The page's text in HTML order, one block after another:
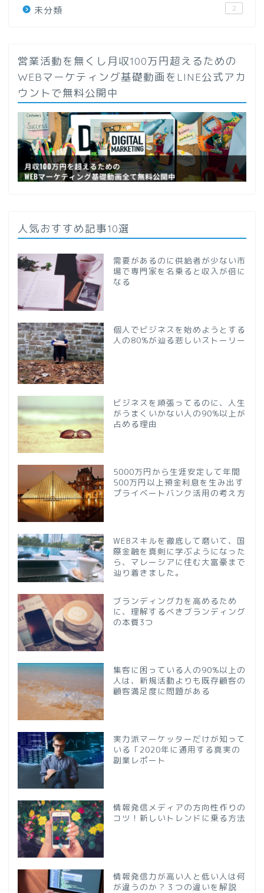
未分類 2
営業活動を無くし月収100万円超えるための
WEBマーケティング基礎動画をLINE公式アカ
ウントで無料公開中
人気おすすめ記事10選
需要があるのに供給者が少ない市
場で専門家を名乗ると収入が倍に
なる
個人でビジネスを始めようとする
人の80%が辿る悲しいストーリー
ビジネスを頑張ってるのに、人生
がうまくいかない人の90%以上が
占める理由
5000万円から生涯安定して年間
500万円以上預金利息を生み出す
プライベートバンク活用の考え方
WEBスキルを徹底して磨いて、国
際金融を真剣に学ぶようになった
ら、マレーシアに住む大富豪まで
辿り着きました。
ブランディング力を高めるため
に、理解するべきブランディング
の本質3つ
集客に困っている人の90%以上の
人は、新規活動よりも既存顧客の
顧客満足度に問題がある
実力派マーケッターだけが知って
いる「2020年に通用する真実の
副業レポート
情報発信メディアの方向性作りの
コツ！新しいトレンドに乗る方法
情報発信力が高い人と低い人は何
が違うのか？３つの違いを解説